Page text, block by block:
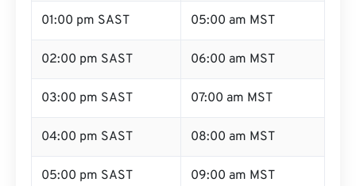
01:00 pm SAST 05:00 am MST
02:00 pm SAST 06:00 am MST
03:00 pm SAST 07:00 am MST
04:00 pm SAST 08:00 am MST
05:00 pm SAST 09:00 am MST